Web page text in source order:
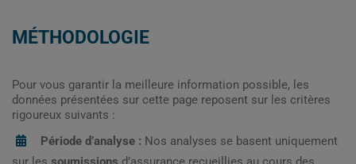
MÉTHODOLOGIE
Pour vous garantir la meilleure information possible, les
données présentées sur cette page reposent sur les critères
rigoureux suivants :
Période d’analyse : Nos analyses se basent uniquement